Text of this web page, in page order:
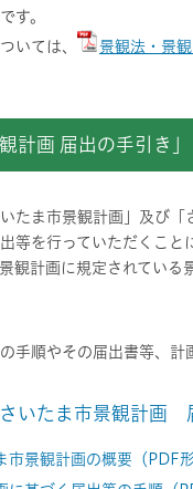
す。
いては、
景観法・景
計画 届出の手引き」
たま市景観計画」及び
等を行っていただくこと
観計画に規定されてい
手順やその届出書等、
いたま市景観計画
景観計画の概要（PDF